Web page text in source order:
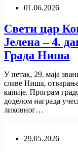
01.06.2026
Свети цар
Јелена – 4.
Града Ниша
У петак, 29. маја
славе Ниша,
капије. Програм
доделом награда
ликовног…
29.05.2026